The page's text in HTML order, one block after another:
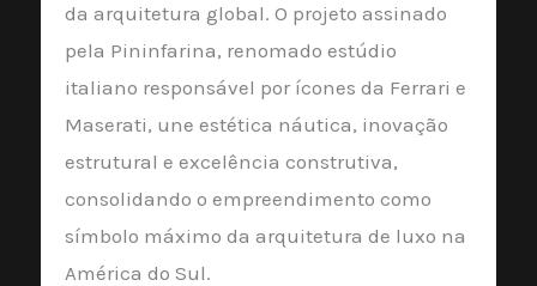
da arquitetura global. O projeto assinado
pela Pininfarina, renomado estúdio
italiano responsável por ícones da Ferrari e
Maserati, une estética náutica, inovação
estrutural e excelência construtiva,
consolidando o empreendimento como
símbolo máximo da arquitetura de luxo na
América do Sul.